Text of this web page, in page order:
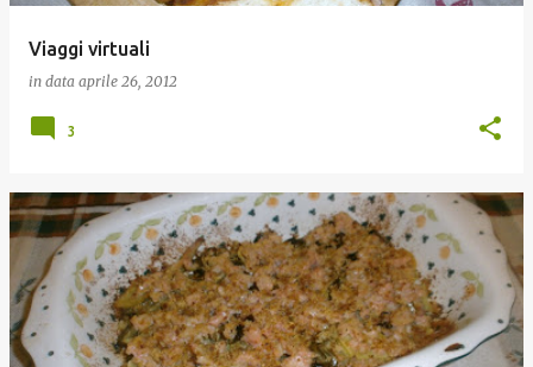
Viaggi virtuali
in data aprile 26, 2012
3